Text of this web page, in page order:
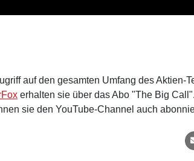
auf den gesamten Umfang des Aktien-
erhalten sie über das Abo "The Big
sie den YouTube-Channel auch